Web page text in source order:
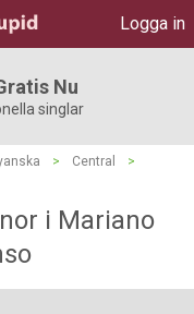
Logga in
Nu
singlar
> Central
>
i Mariano